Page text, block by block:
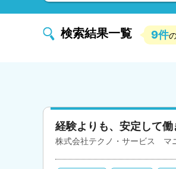
検索結果一覧 9件
経験よりも、安定して
株式会社テクノ・サービス マ